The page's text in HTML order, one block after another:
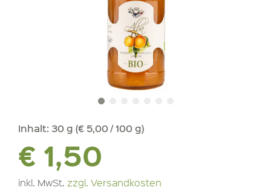
Inhalt: 30 g (€ 5,00 / 100 g)
€ 1,50
inkl. MwSt. zzgl. Versandkosten